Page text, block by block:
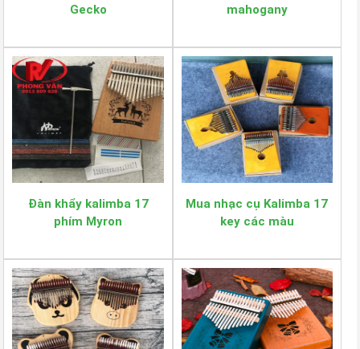
Gecko
mahogany
Đàn khẩy kalimba 17
phím Myron
Mua nhạc cụ Kalimba 17
key các màu